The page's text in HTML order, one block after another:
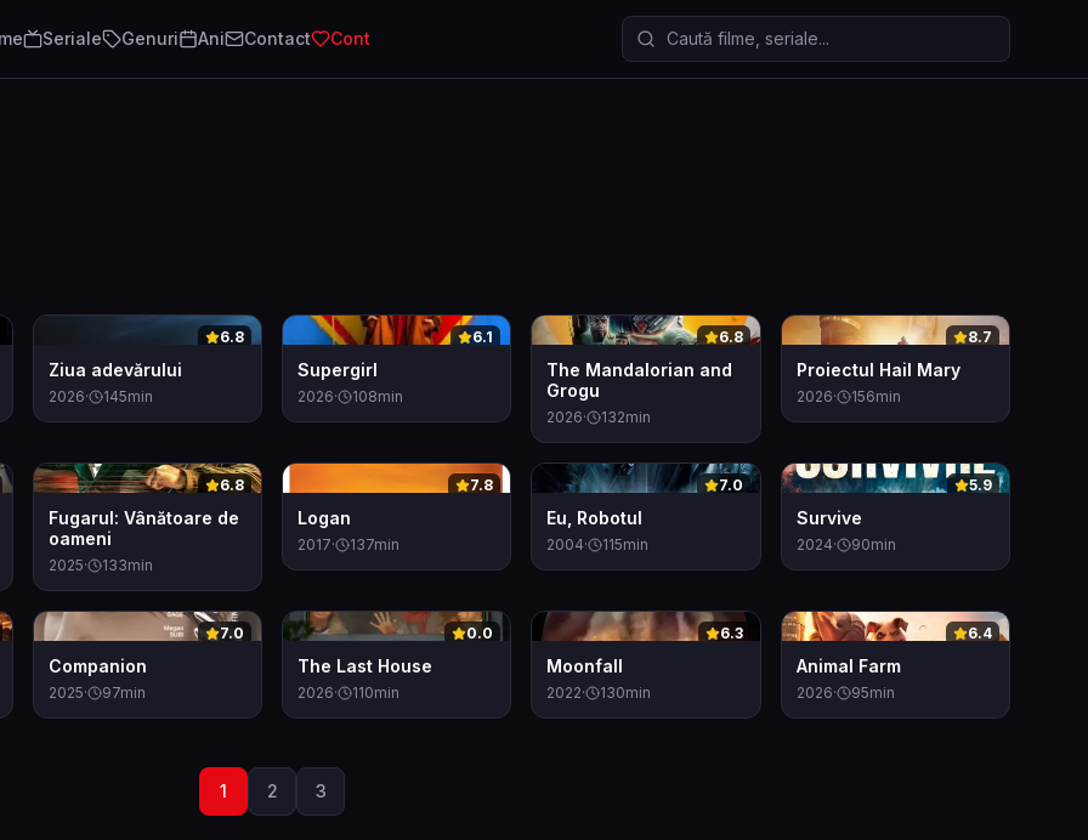
Seriale Genuri Ani Contact Cont Caută filme și seriale
0 6.8
Ziua adevărului
2026· 145min
0 6.1
Supergirl
2026· 108min
0 6.8
The Mandalorian and
Grogu
2026· 132min
0 8.7
Proiectul Hail Mary
2026· 156min
0 6.8
Fugarul: Vânătoare de
oameni
2025· 133min
0 7.8
Logan
2017· 137min
0 7.0
Eu, Robotul
2004· 115min
0 5.9
Survive
2024· 90min
0 7.0
Companion
2025· 97min
0 0.0
The Last House
2026· 110min
0 6.3
Moonfall
2022· 130min
0 6.4
Animal Farm
2026· 95min
1 2 3